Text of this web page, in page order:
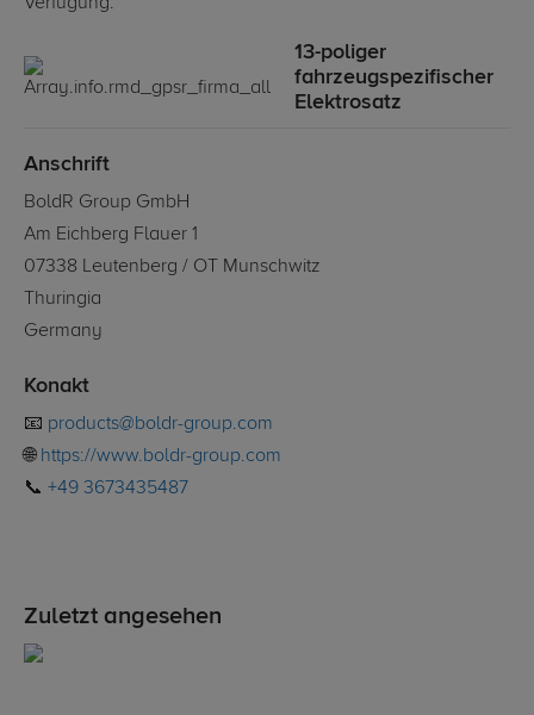
13-poliger
fahrzeugspezifischer
Elektrosatz
Anschrift
BoldR Group GmbH
Am Eichberg Flauer 1
07338 Leutenberg / OT Munschwitz
Thuringia
Germany
Konakt
📧 products@boldr-group.com
🌐 https://www.boldr-group.com
📞 +49 3673435487
Zuletzt angesehen